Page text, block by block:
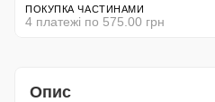
ПОКУПКА ЧАСТИНАМИ
4 платежі по 575.00 грн
Опис